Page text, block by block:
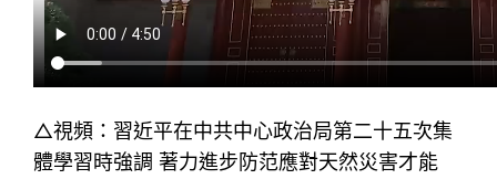
△視頻：習近平在中共中心政治局第二十五次集
體學習時強調 著力進步防范應對天然災害才能